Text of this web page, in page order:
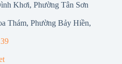
Khơi, Phường Tân Sơn
Thám, Phường Bảy Hiền,